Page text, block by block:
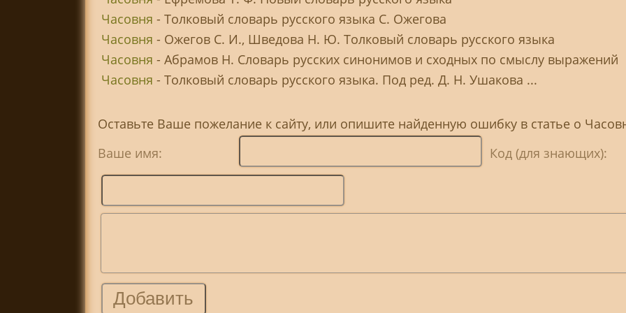
Часовня - Толковый словарь русского языка С. Ожегова
Часовня - Ожегов С. И., Шведова Н. Ю. Толковый словарь русского языка
Часовня - Абрамов Н. Словарь русских синонимов и сходных по смыслу выражений
Часовня - Толковый словарь русского языка. Под ред. Д. Н. Ушакова ...
Оставьте Ваше пожелание к сайту, или опишите найденную ошибку в статье о
Ваше имя:
Код (для знающих):